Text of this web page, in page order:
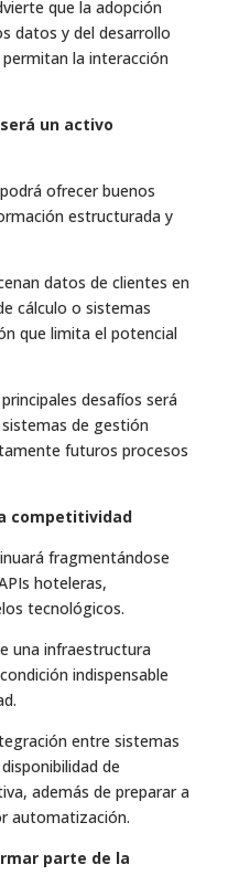
que la adopción
datos y del desarrollo
la interacción
un activo
ofrecer buenos
estructurada y
datos de clientes en
cálculo o sistemas
que limita el potencial
desafíos será
de gestión
futuros procesos
competitividad
fragmentándose
hoteleras,
tecnológicos.
una infraestructura
indispensable
entre sistemas
de
además de preparar a
automatización.
parte de la